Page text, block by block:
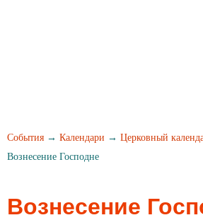
События → Календари → Церковный
Вознесение Господне
Вознесение